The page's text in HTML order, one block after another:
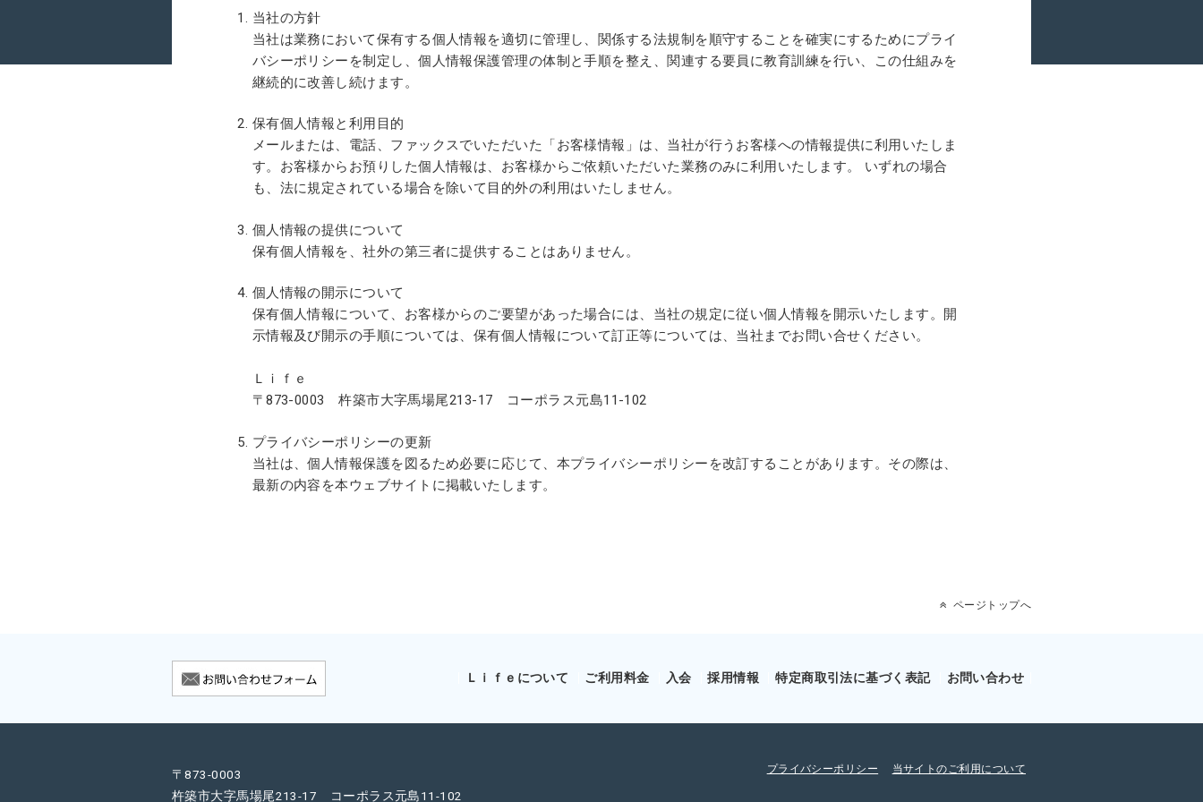
当社の方針
当社は業務において保有する個人情報を適切に管理し、関係する法規制を順守することを確実にするためにプライ
バシーポリシーを制定し、個人情報保護管理の体制と手順を整え、関連する要員に教育訓練を行い、この仕組みを
継続的に改善し続けます。
保有個人情報と利用目的
メールまたは、電話、ファックスでいただいた「お客様情報」は、当社が行うお客様への情報提供に利用いたしま
す。お客様からお預りした個人情報は、お客様からご依頼いただいた業務のみに利用いたします。 いずれの場合
も、法に規定されている場合を除いて目的外の利用はいたしません。
個人情報の提供について
保有個人情報を、社外の第三者に提供することはありません。
個人情報の開示について
保有個人情報について、お客様からのご要望があった場合には、当社の規定に従い個人情報を開示いたします。開
示情報及び開示の手順については、保有個人情報について訂正等については、当社までお問い合せください。
Ｌｉｆｅ
〒873-0003 杵築市大字馬場尾213-17 コーポラス元島11-102
プライバシーポリシーの更新
当社は、個人情報保護を図るため必要に応じて、本プライバシーポリシーを改訂することがあります。その際は、
最新の内容を本ウェブサイトに掲載いたします。
ページトップへ
Ｌｉｆｅについて ご利用料金 入会 採用情報 特定商取引法に基づく表記 お問い合わせ
〒873-0003
杵築市大字馬場尾213-17 コーポラス元島11-102
プライバシーポリシー 当サイトのご利用について